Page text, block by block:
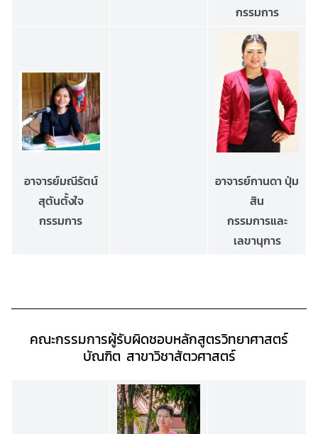
กรรมการ
อาจารย์มณีรัตน์
สุตันตั้งใจ
กรรมการ
อาจารย์กานดา ปุ่ม
สิน
กรรมการและ
เลขานุการ
คณะกรรมการผู้รับผิดชอบหลักสูตรวิทยาศาสตร์
บัณฑิต สาขาวิชาสัตวศาสตร์